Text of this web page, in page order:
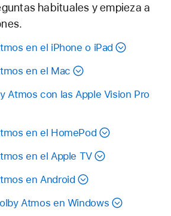
habituales y empieza a
en el iPhone o iPad
en el Mac
Atmos con las Apple Vision Pro
en el HomePod
en el Apple TV
en Android
Atmos en Windows